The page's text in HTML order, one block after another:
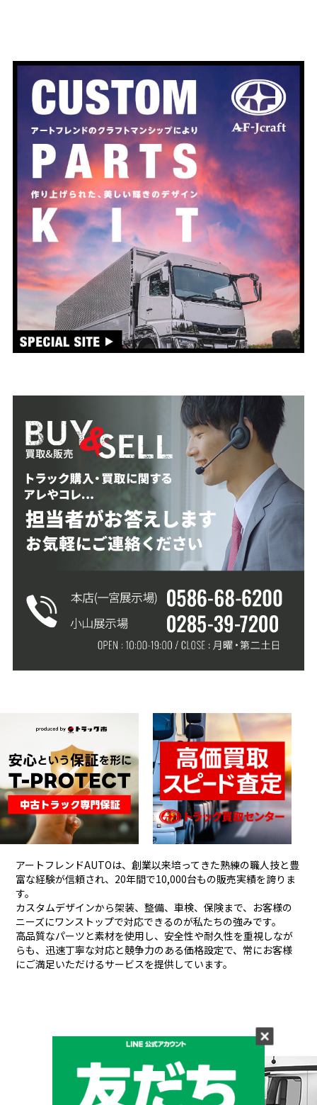
アートフレンドAUTOは、創業以来培ってきた熟練の職人技と豊
富な経験が信頼され、 20年間で10,000台もの販売実績を誇りま
す。
カスタムデザインから架装、整備、車検、保険まで、お客様の
ニーズにワンストップで対応できるのが私たちの強みです。
高品質なパーツと素材を使用し、安全性や耐久性を重視しなが
らも、 迅速丁寧な対応と競争力のある価格設定で、常にお客様
にご満足いただけるサービスを提供しています。
メーカーと形状から探す
BRAND & TYPE